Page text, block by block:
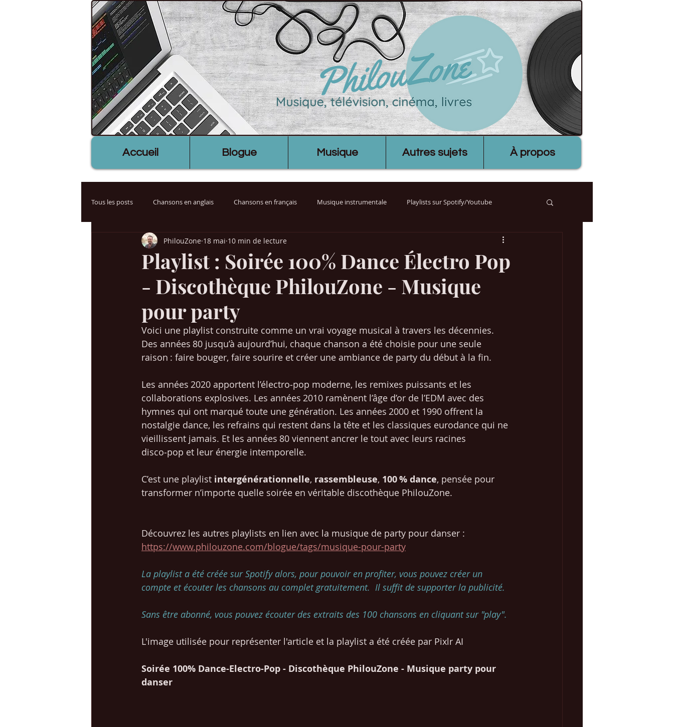
Accueil Blogue Musique Autres sujets À propos
Tous les posts Chansons en anglais Chansons en français Musique instrumentale Playlists sur Spotify/Youtube
Billboard USA Charts UK Hit Parade France
Chansons années 60-70 Chansons années 80-90 Chansons années 2000-2010 Musique (articles) Concours Eurovision
Succès / genres Mes voyages en Europe
Christmas / Noël Jeunesse Chansons années 2020-2021
Playlist : Soirée 100% Dance Électro Pop
- Discothèque PhilouZone - Musique
pour party
PhilouZone 18 mai 10 min de lecture
Voici une playlist construite comme un vrai voyage musical à travers les décennies.
Des années 80 jusqu’à aujourd’hui, chaque chanson a été choisie pour une seule
raison : faire bouger, faire sourire et créer une ambiance de party du début à la fin.
Les années 2020 apportent l’électro‑pop moderne, les remixes puissants et les
collaborations explosives. Les années 2010 ramènent l’âge d’or de l’EDM avec des
hymnes qui ont marqué toute une génération. Les années 2000 et 1990 offrent la
nostalgie dance, les refrains qui restent dans la tête et les classiques eurodance qui ne
vieillissent jamais. Et les années 80 viennent ancrer le tout avec leurs racines
disco‑pop et leur énergie intemporelle.
C’est une playlist intergénérationnelle, rassembleuse, 100 % dance, pensée pour
transformer n’importe quelle soirée en véritable discothèque PhilouZone.
Découvrez les autres playlists en lien avec la musique de party pour danser :
https://www.philouzone.com/blogue/tags/musique-pour-party
La playlist a été créée sur Spotify alors, pour pouvoir en profiter, vous pouvez créer un
compte et écouter les chansons au complet gratuitement.  Il suffit de supporter la publicité.
Sans être abonné, vous pouvez écouter des extraits des 100 chansons en cliquant sur "play".
L'image utilisée pour représenter l'article et la playlist a été créée par Pixlr AI
Soirée 100% Dance-Electro-Pop - Discothèque PhilouZone - Musique party pour
danser